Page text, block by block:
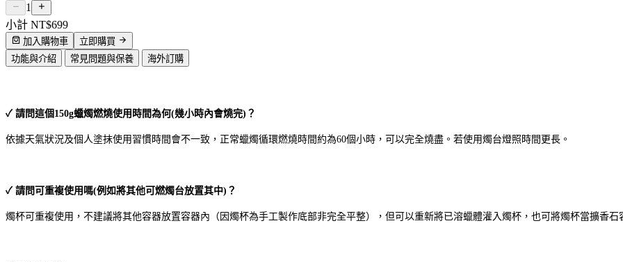
1
小計 NT$699
加入購物車
立即購買
功能與介紹
常見問題與保養 海外訂購
✓ 請問這個150g蠟燭燃燒使用時間為何(幾小時內會燒完)？
依據天氣狀況及個人塗抹使用習慣時間會不一致，正常蠟燭循環燃燒時間約為60個小時，可以完全燒盡。若使用燭台燈照時間更長。
✓ 請問可重複使用嗎(例如將其他可燃燭台放置其中)？
燭杯可重複使用，不建議將其他容器放置容器內（因燭杯為手工製作底部非完全平整），但可以重新將已溶蠟體灌入燭杯，也可將燭杯當擴香石